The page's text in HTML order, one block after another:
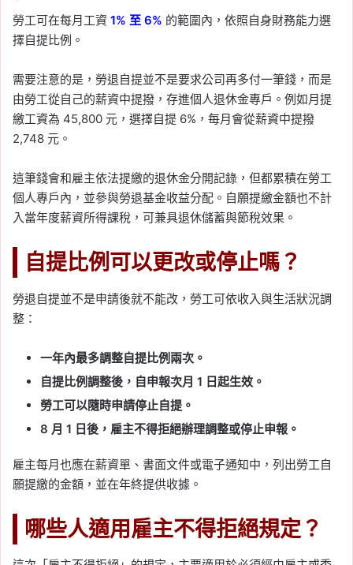
勞工可在每月工資 1% 至 6% 的範圍內，依照自身財務能力選
擇自提比例。
需要注意的是，勞退自提並不是要求公司再多付一筆錢，而是
由勞工從自己的薪資中提撥，存進個人退休金專戶。例如月提
繳工資為 45,800 元，選擇自提 6%，每月會從薪資中提撥
2,748 元。
這筆錢會和雇主依法提繳的退休金分開記錄，但都累積在勞工
個人專戶內，並參與勞退基金收益分配。自願提繳金額也不計
入當年度薪資所得課稅，可兼具退休儲蓄與節稅效果。
自提比例可以更改或停止嗎？
勞退自提並不是申請後就不能改，勞工可依收入與生活狀況調
整：
一年內最多調整自提比例兩次。
自提比例調整後，自申報次月 1 日起生效。
勞工可以隨時申請停止自提。
8 月 1 日後，雇主不得拒絕辦理調整或停止申報。
雇主每月也應在薪資單、書面文件或電子通知中，列出勞工自
願提繳的金額，並在年終提供收據。
哪些人適用雇主不得拒絕規定？